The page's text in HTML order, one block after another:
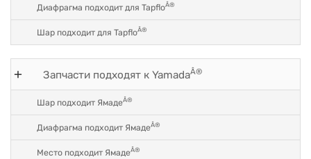
Диафрагма подходит для TapfloÂ®
Шар подходит для TapfloÂ®
Запчасти подходят к YamadaÂ®
Шар подходит ЯмадеÂ®
Диафрагма подходит ЯмадеÂ®
Место подходит ЯмадеÂ®